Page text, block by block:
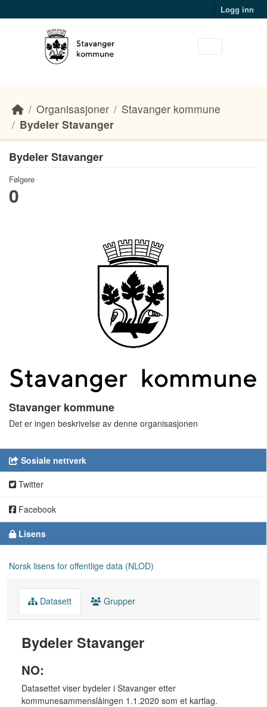
Logg inn
Organisasjoner
Stavanger kommune
Bydeler Stavanger
Bydeler Stavanger
Følgere
0
Stavanger kommune
Det er ingen beskrivelse av denne organisasjonen
Sosiale nettverk
Twitter
Facebook
Lisens
Norsk lisens for offentlige data (NLOD)
Datasett Grupper
Bydeler Stavanger
NO:
Datasettet viser bydeler i Stavanger etter
kommunesammenslåingen 1.1.2020 som et kartlag.